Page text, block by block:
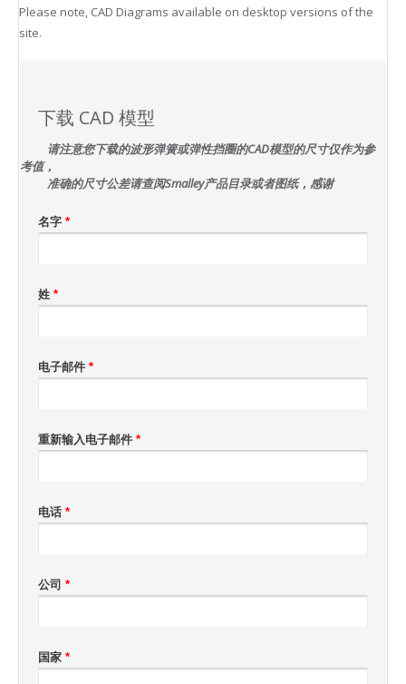
Please note, CAD Diagrams available on desktop versions of the
site.
下载 CAD 模型
请注意您下载的波形弹簧或弹性挡圈的CAD模型的尺寸仅作为参
考值，
准确的尺寸公差请查阅Smalley产品目录或者图纸，感谢
名字 *
姓 *
电子邮件 *
重新输入电子邮件 *
电话 *
公司 *
国家 *